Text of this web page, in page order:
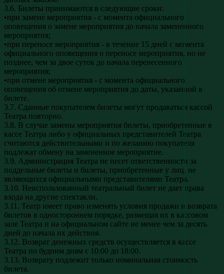
3.6. Билеты принимаются в следующие сроки:
•при замене мероприятия - с момента официального
оповещения о замене мероприятия до начала замененного
мероприятия;
•при переносе мероприятия - в течение 15 дней с момента
официального оповещения о переносе мероприятия, но не
позднее, чем за двое суток до начала перенесенного
мероприятия;
•при отмене мероприятия - с момента официального
оповещения об отмене мероприятия до даты, указанной в
билете.
3.7. Сданные покупателем билеты могут продаваться кассой
Театра повторно.
3.8. В случае замены мероприятия билеты, приобретенные в
кассе Театра либо у официальных представителей Театра
считаются действительными и по желанию покупателя
подлежат обмену на замененное мероприятие.
3.9. Администрация Театра не несет ответственности за
поддельные билеты и билеты, приобретенные у лиц, не
являющихся официальными представителями Театра.
3.10. Неиспользованный театральный билет не дает права
входа на другие спектакли.
3.11. Театр имеет право изменять условия продажи и возврата
билетов в одностороннем порядке, размещая их в кассовом
зале Театра и на официальном сайте не менее чем за десять
дней до начала их действия.
3.12. Возврат денежных средств осуществляется в кассе
Театра по будним дням с 10:00 до 18:00.
3.13. Возврату подлежит только номинальная стоимость
билета.